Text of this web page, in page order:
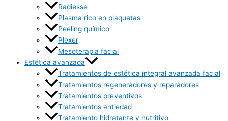
Radiesse
Plasma rico en plaquetas
Peeling químico
Plexer
Mesoterapia facial
Estética avanzada
Tratamientos de estética integral avanzada facial
Tratamientos regeneradores y reparadores
Tratamientos preventivos
Tratamientos antiedad
Tratamiento hidratante y nutritivo